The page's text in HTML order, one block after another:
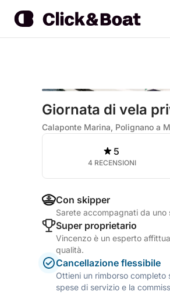
Giornata di vela
Calaponte Marina, Polignano a
5
4 RECENSIONI
Con skipper
Sarete accompagnati da
Super proprietario
Vincenzo è un esperto
qualità.
Cancellazione flessibile
Ottieni un rimborso completo
spese di servizio e la